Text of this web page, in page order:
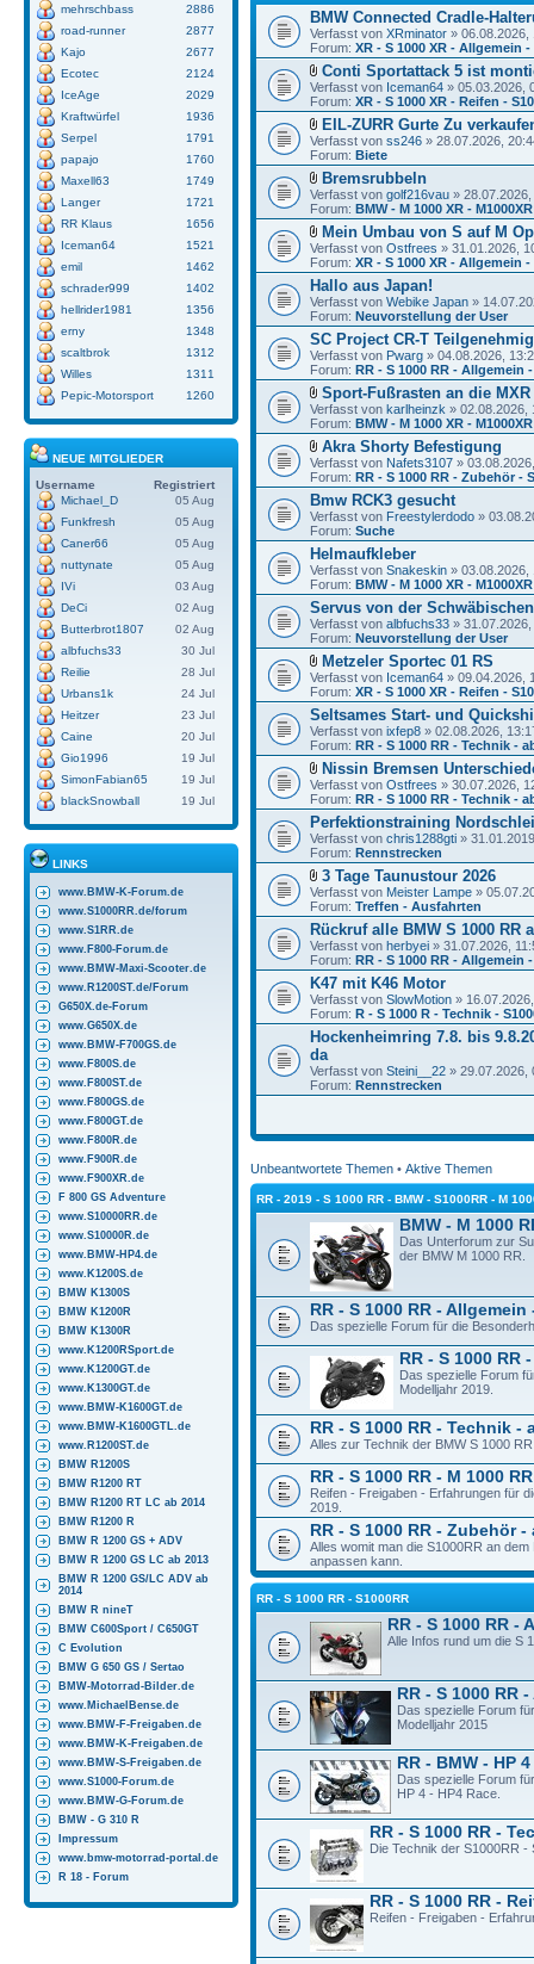
mehrschbass
2886
road-runner
2877
Kajo
2677
Ecotec
2124
IceAge
2029
Kraftwürfel
1936
Serpel
1791
papajo
1760
Maxell63
1749
Langer
1721
RR Klaus
1656
Iceman64
1521
emil
1462
schrader999
1402
hellrider1981
1356
erny
1348
scaltbrok
1312
Willes
1311
Pepic-Motorsport
1260
NEUE MITGLIEDER
Username
Registriert
Michael_D
05 Aug
Funkfresh
05 Aug
Caner66
05 Aug
nuttynate
05 Aug
IVi
03 Aug
DeCi
02 Aug
Butterbrot1807
02 Aug
albfuchs33
30 Jul
Reilie
28 Jul
Urbans1k
24 Jul
Heitzer
23 Jul
Caine
20 Jul
Gio1996
19 Jul
SimonFabian65
19 Jul
blackSnowball
19 Jul
LINKS
www.BMW-K-Forum.de
www.S1000RR.de/forum
www.S1RR.de
www.F800-Forum.de
www.BMW-Maxi-Scooter.de
www.R1200ST.de/Forum
G650X.de-Forum
www.G650X.de
www.BMW-F700GS.de
www.F800S.de
www.F800ST.de
www.F800GS.de
www.F800GT.de
www.F800R.de
www.F900R.de
www.F900XR.de
F 800 GS Adventure
www.S10000RR.de
www.S10000R.de
www.BMW-HP4.de
www.K1200S.de
BMW K1300S
BMW K1200R
BMW K1300R
www.K1200RSport.de
www.K1200GT.de
www.K1300GT.de
www.BMW-K1600GT.de
www.BMW-K1600GTL.de
www.R1200ST.de
BMW R1200S
BMW R1200 RT
BMW R1200 RT LC ab 2014
BMW R1200 R
BMW R 1200 GS + ADV
BMW R 1200 GS LC ab 2013
BMW R 1200 GS/LC ADV ab
2014
BMW R nineT
BMW C600Sport / C650GT
C Evolution
BMW G 650 GS / Sertao
BMW-Motorrad-Bilder.de
www.MichaelBense.de
www.BMW-F-Freigaben.de
www.BMW-K-Freigaben.de
www.BMW-S-Freigaben.de
www.S1000-Forum.de
www.BMW-G-Forum.de
BMW - G 310 R
Impressum
www.bmw-motorrad-portal.de
R 18 - Forum
BMW Connected Cradle-
Verfasst von XRminator » 06.08.2026,
Forum: XR - S 1000 XR - Allgemein -
Conti Sportattack 5 ist
Verfasst von Iceman64 » 05.03.2026,
Forum: XR - S 1000 XR - Reifen -
EIL-ZURR Gurte Zu
Verfasst von ss246 » 28.07.2026,
Forum: Biete
Bremsrubbeln
Verfasst von golf216vau »
Forum: BMW - M 1000 XR - M1000XR
Mein Umbau von S auf M
Verfasst von Ostfrees » 31.01.2026,
Forum: XR - S 1000 XR - Allgemein
Hallo aus Japan!
Verfasst von Webike Japan »
Forum: Neuvorstellung der User
SC Project CR-T
Verfasst von Pwarg » 04.08.2026,
Forum: RR - S 1000 RR - Allgemein
Sport-Fußrasten an die MXR
Verfasst von karlheinzk » 02.08.2026,
Forum: BMW - M 1000 XR - M1000XR
Akra Shorty Befestigung
Verfasst von Nafets3107 »
Forum: RR - S 1000 RR - Zubehör -
Bmw RCK3 gesucht
Verfasst von Freestylerdodo »
Forum: Suche
Helmaufkleber
Verfasst von Snakeskin » 03.08.2026,
Forum: BMW - M 1000 XR - M1000XR
Servus von der
Verfasst von albfuchs33 »
Forum: Neuvorstellung der User
Metzeler Sportec 01 RS
Verfasst von Iceman64 » 09.04.2026,
Forum: XR - S 1000 XR - Reifen -
Seltsames Start- und
Verfasst von ixfep8 » 02.08.2026,
Forum: RR - S 1000 RR - Technik -
Nissin Bremsen
Verfasst von Ostfrees » 30.07.2026,
Forum: RR - S 1000 RR - Technik -
Perfektionstraining
Verfasst von chris1288gti »
Forum: Rennstrecken
3 Tage Taunustour 2026
Verfasst von Meister Lampe »
Forum: Treffen - Ausfahrten
Rückruf alle BMW S 1000 RR
Verfasst von herbyei » 31.07.2026,
Forum: RR - S 1000 RR - Allgemein
K47 mit K46 Motor
Verfasst von SlowMotion »
Forum: R - S 1000 R - Technik -
Hockenheimring 7.8. bis
da
Verfasst von Steini__22 » 29.07.2026,
Forum: Rennstrecken
Unbeantwortete Themen • Aktive Themen
RR - 2019 - S 1000 RR - BMW - S1000RR - M
BMW - M 1000
Das Unterforum zur
der BMW M 1000 RR.
RR - S 1000 RR - Allgemein
Das spezielle Forum für die
RR - S 1000 RR
Das spezielle Forum
Modelljahr 2019.
RR - S 1000 RR - Technik -
Alles zur Technik der BMW S 1000
RR - S 1000 RR - M 1000
Reifen - Freigaben - Erfahrungen für
2019.
RR - S 1000 RR - Zubehör -
Alles womit man die S1000RR an
anpassen kann.
RR - S 1000 RR - S1000RR
RR - S 1000 RR -
Alle Infos rund um die S
RR - S 1000 RR
Das spezielle Forum
Modelljahr 2015
RR - BMW - HP
Das spezielle Forum
HP 4 - HP4 Race.
RR - S 1000 RR -
Die Technik der S1000RR
RR - S 1000 RR -
Reifen - Freigaben -